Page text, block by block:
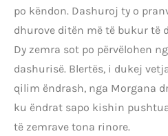
po këndon. Dashuroj ty o
dhurove ditën më të bukur të
Dy zemra sot po përvëlohen
dashurisë. Blertës, i dukej
qilim ëndrash, nga Morgana
ku ëndrat sapo kishin
të zemrave tona rinore.